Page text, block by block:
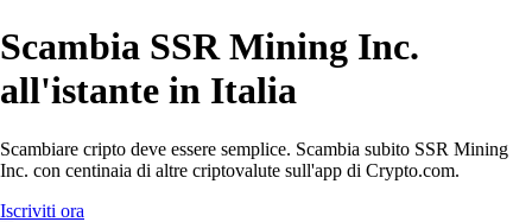
Scambia SSR Mining Inc.
all'istante in Italia
Scambiare cripto deve essere semplice. Scambia subito SSR Mining
Inc. con centinaia di altre criptovalute sull'app di Crypto.com.
Iscriviti ora